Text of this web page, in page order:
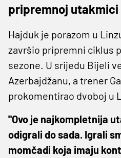
pripremnoj utakmici
Hajduk je porazom u
završio pripremni ciklus
sezone. U srijedu Bijeli
Azerbajdžanu, a trener
prokomentirao dvoboj u
"Ovo je najkompletnija
odigrali do sada. Igrali
momčadi koja imaju